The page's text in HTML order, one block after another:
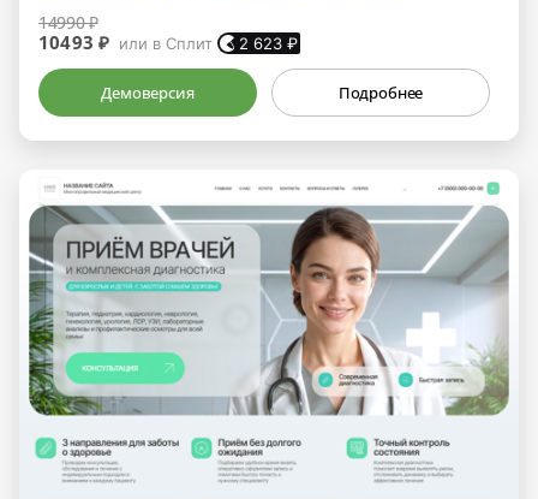
14990 ₽
10493 ₽ или в Сплит 2 623 ₽
Демоверсия Подробнее